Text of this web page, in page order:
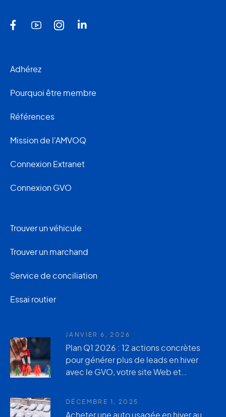
Adhérez
Pourquoi être membre
Références
Mission de l'AMVOQ
Connexion Extranet
Connexion GVO
Trouver un véhicule
Trouver un marchand
Service de conciliation
Essai routier
JANVIER 6, 2026
Plan Q1 2026 : 12 actions concrètes
pour générer plus de leads en hiver
avec le GVO, votre site Web et
DÉCEMBRE 1, 2025
Acheter une auto usagée en hiver au